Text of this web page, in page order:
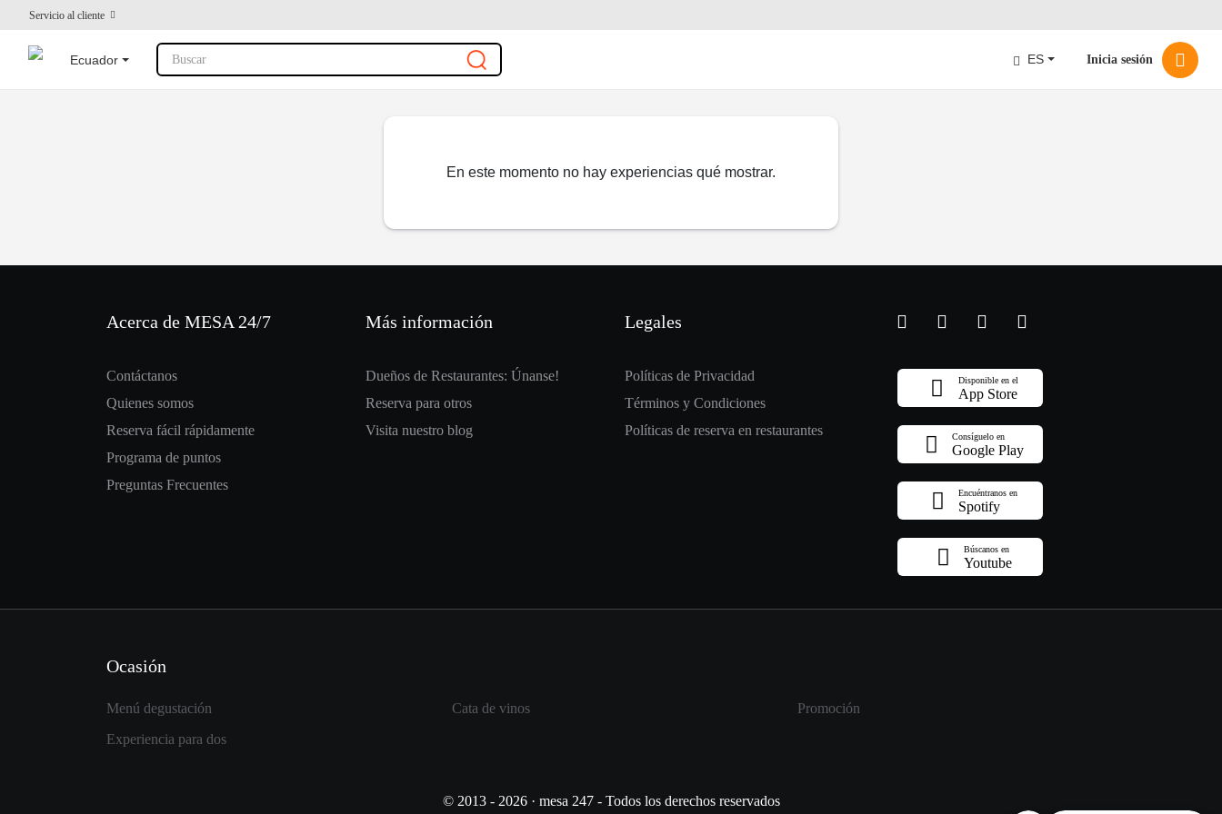
Servicio al cliente
Ecuador Buscar ES Inicia sesión
En este momento no hay experiencias qué mostrar.
Acerca de MESA 24/7
Contáctanos
Quienes somos
Reserva fácil rápidamente
Programa de puntos
Preguntas Frecuentes
Más información
Dueños de Restaurantes: Únanse!
Reserva para otros
Visita nuestro blog
Legales
Políticas de Privacidad
Términos y Condiciones
Políticas de reserva en restaurantes
Disponible en el
App Store
Consíguelo en
Google Play
Encuéntranos en
Spotify
Búscanos en
Youtube
Ocasión
Menú degustación Cata de vinos
Promoción
Experiencia para dos
© 2013 - 2026 · mesa 247 - Todos los derechos reservados